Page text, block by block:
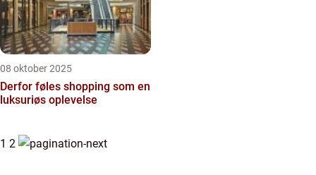
08 oktober 2025
Derfor føles shopping som en
luksuriøs oplevelse
1 2